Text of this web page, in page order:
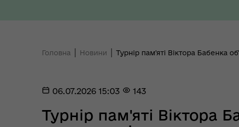
Головна Новини Турнір пам'яті Віктора Бабенка
06.07.2026 15:03 143
Турнір пам'яті Віктора